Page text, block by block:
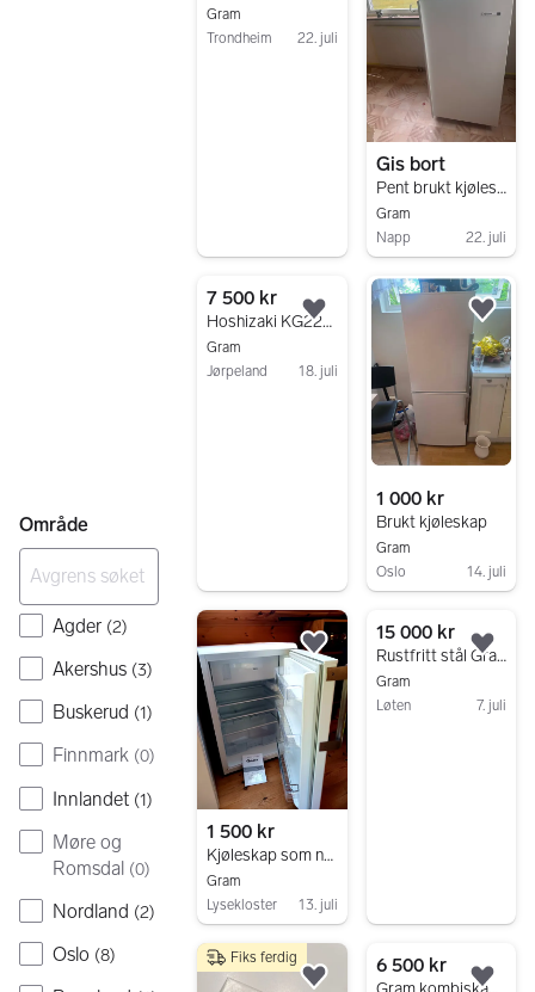
Område
Agder (2)
Akershus (3)
Buskerud (1)
Finnmark (0)
Innlandet (1)
Møre og
Romsdal (0)
Nordland (2)
Oslo (8)
Gram
Trondheim
22. juli
Gis bort
Pent brukt kjøleskap - helt rent inn
Gram
Napp
22. juli
7 500 kr
Hoshizaki KG220L-DRGE kjøleskap med glassdør (2023-modell)
Gram
Jørpeland
18. juli
Legg til som favoritt.
1 000 kr
Brukt kjøleskap
Gram
Oslo
14. juli
1 500 kr
Kjøleskap som nytt.
Gram
Lysekloster
13. juli
Legg til som favoritt.
15 000 kr
Rustfritt stål Gram Eco Twin Combi KF 82 – Profesjonelt kjøl/frys-kabinett
Gram
Løten
7. juli
Fiks ferdig 6 500 kr